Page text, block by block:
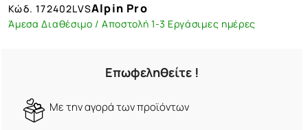
Κώδ.172402LVSAlpin Pro
Άμεσα Διαθέσιμο / Αποστολή 1-3 Εργάσιμες ημέρες
Επωφεληθείτε !
Mε την αγορά των προϊόντων